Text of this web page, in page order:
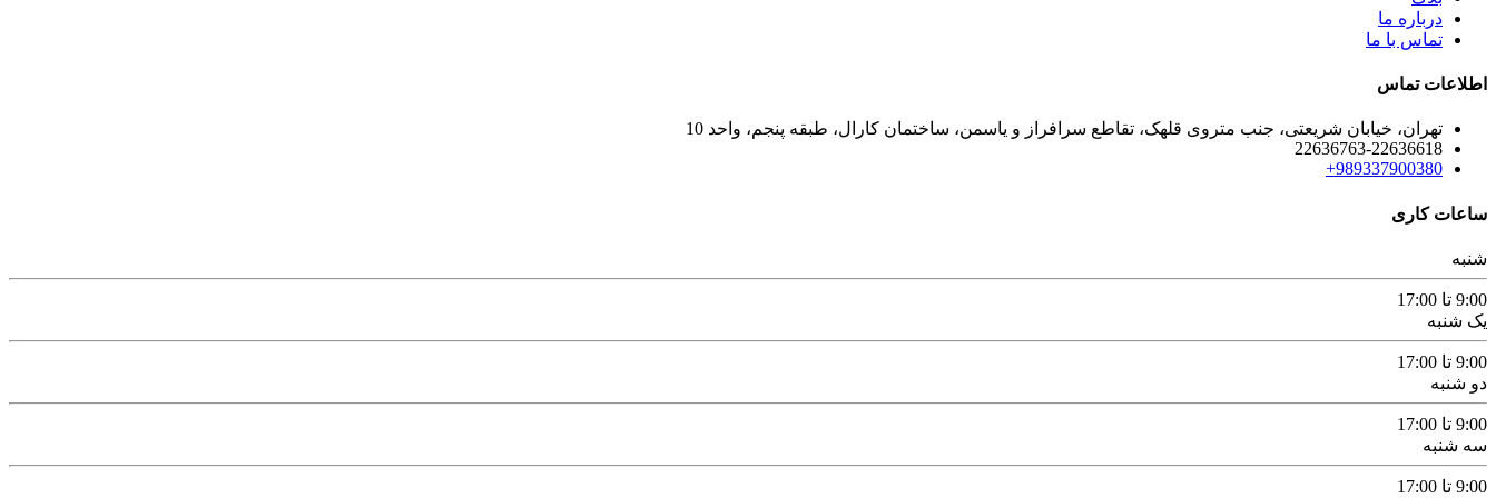
درباره ما
تماس با ما
اطلاعات تماس
تهران، خیابان شریعتی، جنب متروی قلهک، تقاطع سرافراز و یاسمن، ساختمان کارال، طبقه پنجم، واحد 10
22636763-22636618
989337900380+
ساعات کاری
شنبه
9:00 تا 17:00
یک شنبه
9:00 تا 17:00
دو شنبه
9:00 تا 17:00
سه شنبه
9:00 تا 17:00